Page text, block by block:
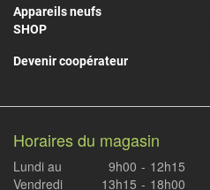
Appareils neufs
SHOP
Devenir coopérateur
Horaires du magasin
Lundi au
Vendredi
9h00
13h15
-
-
12h15
18h00